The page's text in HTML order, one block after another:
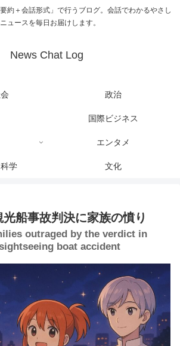
約＋会話形式」で行うブログ。会話でわかるやさし
ュースを毎日お届けします。
News Chat Log
政治
国際ビジネス
エンタメ
学 文化
船事故判決に家族の憤り
outraged by the verdict in
boat accident